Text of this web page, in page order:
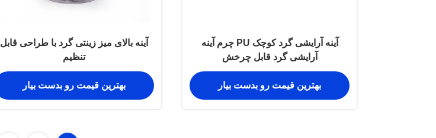
آینه آرایشی گرد کوچک PU چرم آینه
آرایشی گرد قابل چرخش
بهترین قیمت رو بدست بیار
آینه بالای میز زینتی گرد با طراحی قابل
تنظیم
بهترین قیمت رو بدست بیار